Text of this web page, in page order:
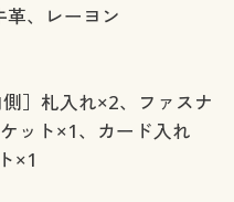
、レーヨン
］札入れ×2、ファスナ
ット×1、カード入れ
×1